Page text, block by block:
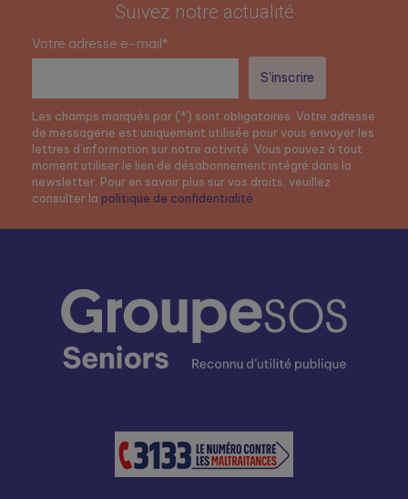
Suivez notre actualité
Votre adresse e-mail*
Les champs marqués par (*) sont obligatoires. Votre adresse
de messagerie est uniquement utilisée pour vous envoyer les
lettres d’information sur notre activité. Vous pouvez à tout
moment utiliser le lien de désabonnement intégré dans la
newsletter. Pour en savoir plus sur vos droits, veuillez
consulter la politique de confidentialité